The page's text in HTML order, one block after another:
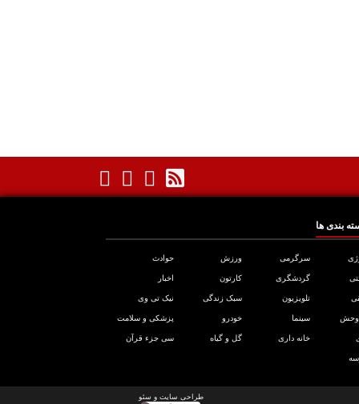
بندی ها
سرگرمی ورزش حوادث
گردشگری کارتون اخبار
تلویزیون سبک زندگی نیک تی وی
وحش سینما خودرو پزشکی و سلامت
خانه داری گل و گیاه سی جزء قرآن
طراحی سایت و سئو